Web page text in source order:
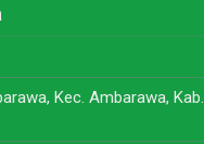
Kec. Ambarawa, Kab.